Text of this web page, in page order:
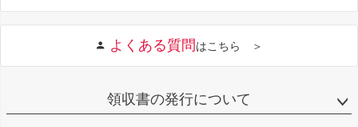
よくある質問はこちら ＞
領収書の発行について